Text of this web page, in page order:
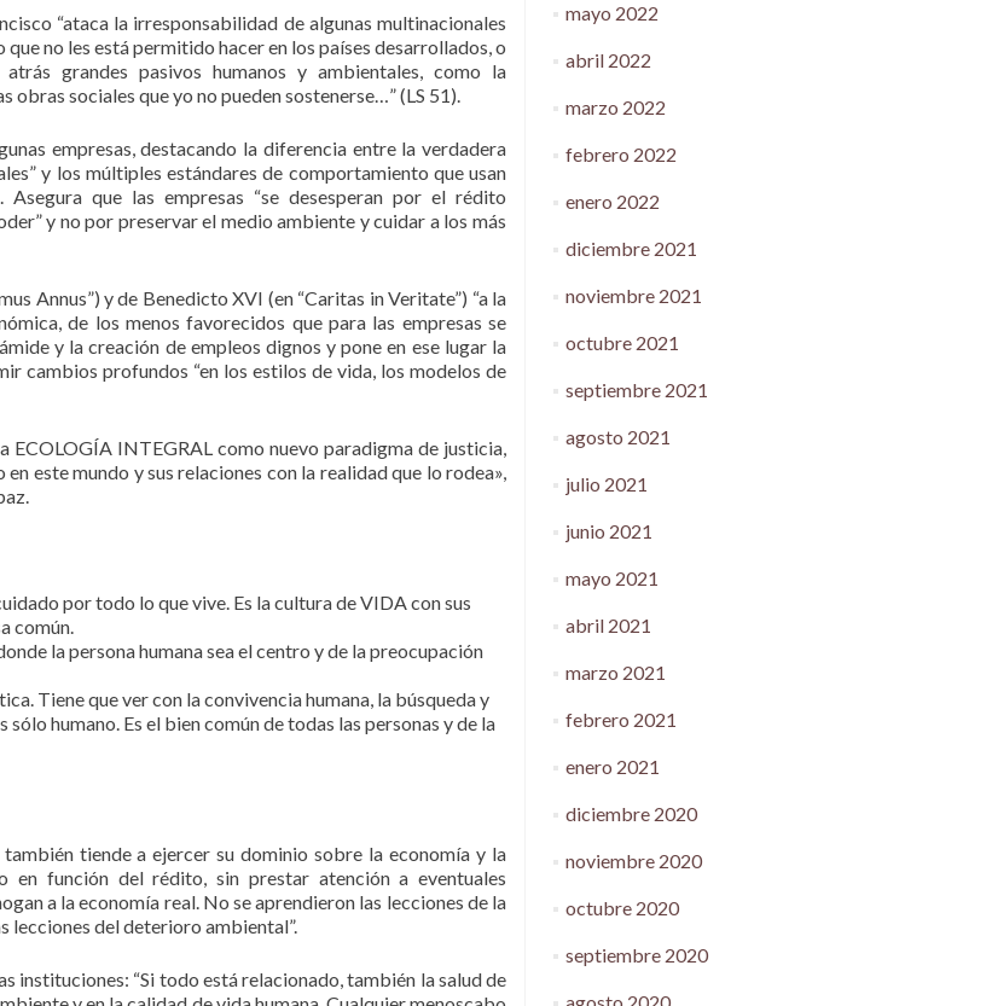
“ataca la irresponsabilidad de algunas multinacionales
no les está permitido hacer en los países desarrollados, o
grandes pasivos humanos y ambientales, como la
sociales que yo no pueden sostenerse…” (LS 51).
empresas, destacando la diferencia entre la verdadera
y los múltiples estándares de comportamiento que usan
que las empresas “se desesperan por el rédito
y no por preservar el medio ambiente y cuidar a los más
Annus”) y de Benedicto XVI (en “Caritas in Veritate”) “a la
de los menos favorecidos que para las empresas se
y la creación de empleos dignos y pone en ese lugar la
cambios profundos “en los estilos de vida, los modelos de
ECOLOGÍA INTEGRAL como nuevo paradigma de justicia,
este mundo y sus relaciones con la realidad que lo rodea»,
por todo lo que vive. Es la cultura de VIDA con sus
común.
la persona humana sea el centro y de la preocupación
Tiene que ver con la convivencia humana, la búsqueda y
humano. Es el bien común de todas las personas y de la
tiende a ejercer su dominio sobre la economía y la
en función del rédito, sin prestar atención a eventuales
a la economía real. No se aprendieron las lecciones de la
lecciones del deterioro ambiental”.
instituciones: “Si todo está relacionado, también la salud de
mayo 2022
abril 2022
marzo 2022
febrero 2022
enero 2022
diciembre 2021
noviembre 2021
octubre 2021
septiembre 2021
agosto 2021
julio 2021
junio 2021
mayo 2021
abril 2021
marzo 2021
febrero 2021
enero 2021
diciembre 2020
noviembre 2020
octubre 2020
septiembre 2020